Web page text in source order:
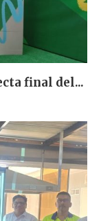
final del...